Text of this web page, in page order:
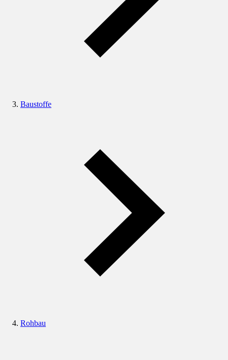
Baustoffe
Rohbau